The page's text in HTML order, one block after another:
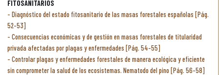
FITOSANITARIOS
Diagnóstico del estado fitosanitario de las masas forestales españolas [Pág.
52-53]
Consecuencias económicas y de gestión en masas forestales de titularidad
privada afectadas por plagas y enfermedades [Pág. 54-55]
Controlar plagas y enfermedades forestales de manera ecológica y eficiente
sin comprometer la salud de los ecosistemas. Nematodo del pino [Pág. 56-58]